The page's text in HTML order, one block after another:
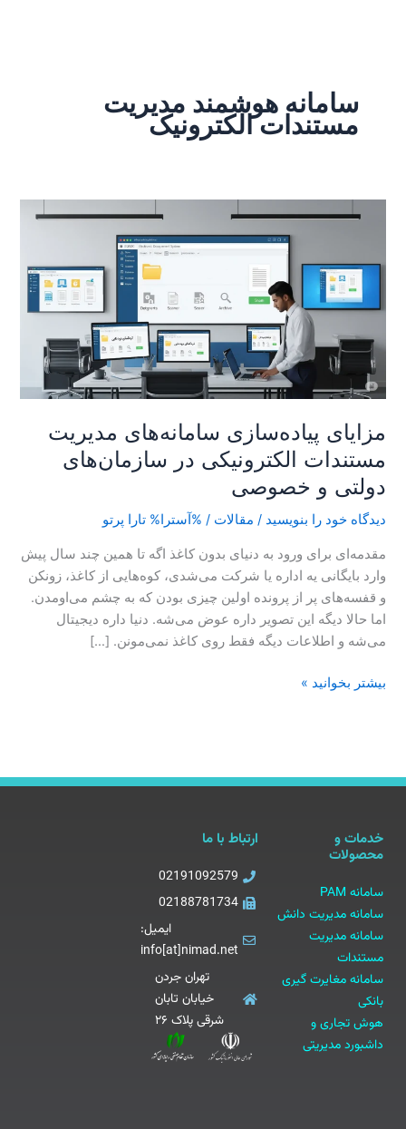
سامانه هوشمند مدیریت
مستندات الکترونیک
مزایای پیاده‌سازی سامانه‌های مدیریت
مستندات الکترونیکی در سازمان‌های
دولتی و خصوصی
دیدگاه‌ خود را بنویسید / مقالات / %آسترا% تارا پرتو
مقدمه‌ای برای ورود به دنیای بدون کاغذ اگه تا همین چند سال پیش
وارد بایگانی یه اداره یا شرکت می‌شدی، کوه‌هایی از کاغذ، زونکن
و قفسه‌های پر از پرونده اولین چیزی بودن که به چشم می‌اومدن.
اما حالا دیگه این تصویر داره عوض می‌شه. دنیا داره دیجیتال
می‌شه و اطلاعات دیگه فقط روی کاغذ نمی‌مونن. […]
مدیریت
مستندات
در
سازمان‌های
دولتی
خصوصی
بیشتر بخوانید »
خدمات و
محصولات
سامانه PAM
سامانه مدیریت دانش
سامانه مدیریت
مستندات
سامانه مغایرت گیری
بانکی
هوش تجاری و
داشبورد مدیریتی
ارتباط با ما
02191092579
02188781734
ایمیل:
info[at]nimad.net
تهران جردن
خیابان تابان
شرقی پلاک ۲۶